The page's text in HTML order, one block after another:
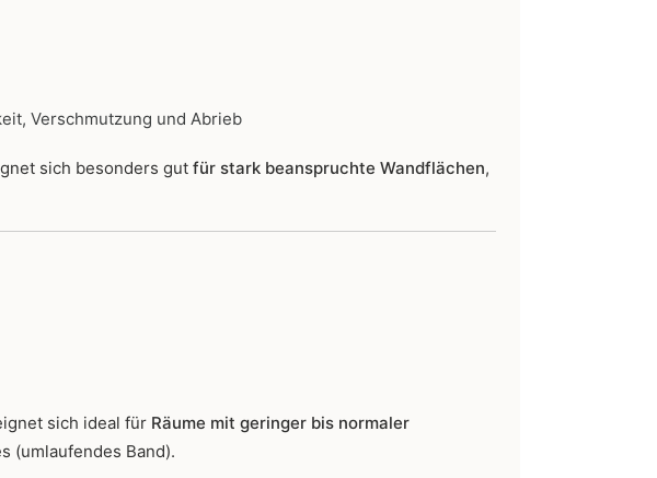
Verschmutzung und Abrieb
sich besonders gut für stark beanspruchte Wandflächen,
sich ideal für Räume mit geringer bis normaler
(umlaufendes Band).